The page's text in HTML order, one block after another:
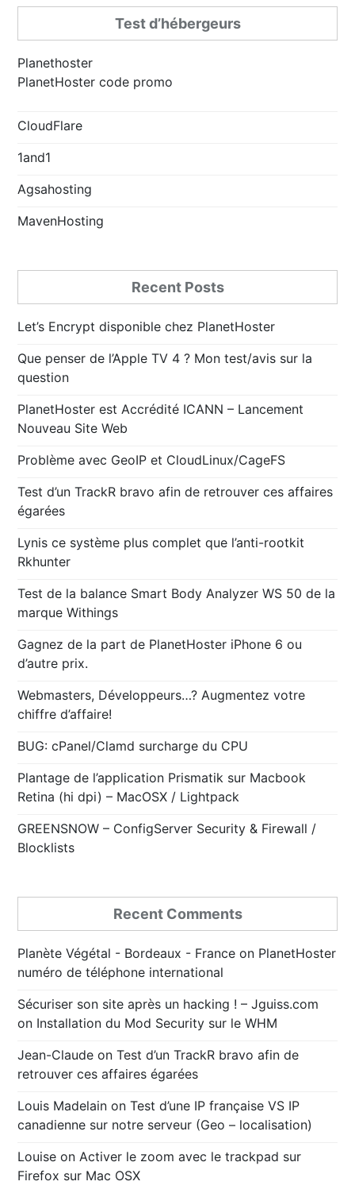
Test d’hébergeurs
Planethoster
PlanetHoster code promo
CloudFlare
1and1
Agsahosting
MavenHosting
Recent Posts
Let’s Encrypt disponible chez PlanetHoster
Que penser de l’Apple TV 4 ? Mon test/avis sur la
question
PlanetHoster est Accrédité ICANN – Lancement
Nouveau Site Web
Problème avec GeoIP et CloudLinux/CageFS
Test d’un TrackR bravo afin de retrouver ces affaires
égarées
Lynis ce système plus complet que l’anti-rootkit
Rkhunter
Test de la balance Smart Body Analyzer WS 50 de la
marque Withings
Gagnez de la part de PlanetHoster iPhone 6 ou
d’autre prix.
Webmasters, Développeurs…? Augmentez votre
chiffre d’affaire!
BUG: cPanel/Clamd surcharge du CPU
Plantage de l’application Prismatik sur Macbook
Retina (hi dpi) – MacOSX / Lightpack
GREENSNOW – ConfigServer Security & Firewall /
Blocklists
Recent Comments
Planète Végétal - Bordeaux - France on PlanetHoster
numéro de téléphone international
Sécuriser son site après un hacking ! – Jguiss.com
on Installation du Mod Security sur le WHM
Jean-Claude onTest d’un TrackR bravo afin de
retrouver ces affaires égarées
Louis Madelain onTest d’une IP française VS IP
canadienne sur notre serveur (Geo – localisation)
Louise on Activer le zoom avec le trackpad sur
Firefox sur Mac OSX